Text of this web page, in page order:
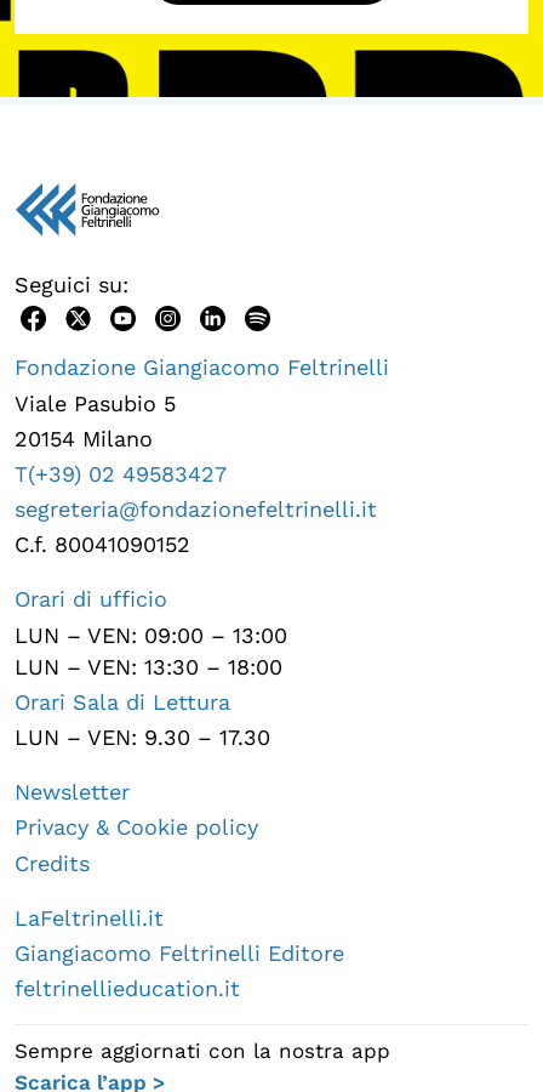
Seguici su:
Fondazione Giangiacomo Feltrinelli
Viale Pasubio 5
20154 Milano
T(+39) 02 49583427
segreteria@fondazionefeltrinelli.it
C.f. 80041090152
Orari di ufficio
LUN – VEN: 09:00 – 13:00
LUN – VEN: 13:30 – 18:00
Orari Sala di Lettura
LUN – VEN: 9.30 – 17.30
Newsletter
Privacy & Cookie policy
Credits
LaFeltrinelli.it
Giangiacomo Feltrinelli Editore
feltrinellieducation.it
Sempre aggiornati con la nostra app
Scarica l’app >